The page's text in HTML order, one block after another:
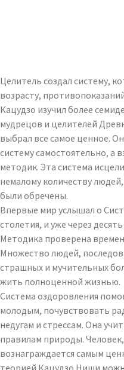
Целитель создал систему,
возрасту,
Кацудзо изучил более
мудрецов и целителей
выбрал все самое ценное.
систему самостоятельно, а
методик. Эта система
немалому количеству
были обречены.
Впервые мир услышал о
столетия, и уже через
Методика проверена
Множество людей,
страшных и мучительных
жить полноценной жизнью.
Система оздоровления
молодым, почувствовать
недугам и стрессам. Она
правилам природы.
вознаграждается самым
теорией Кацудзо Ниши